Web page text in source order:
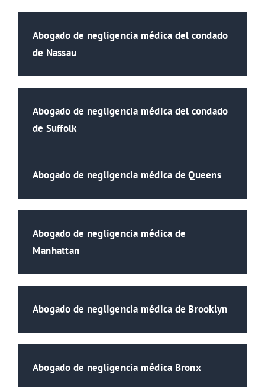
Abogado de negligencia médica del condado
de Nassau
Abogado de negligencia médica del condado
de Suffolk
Abogado de negligencia médica de Queens
Abogado de negligencia médica de
Manhattan
Abogado de negligencia médica de Brooklyn
Abogado de negligencia médica Bronx